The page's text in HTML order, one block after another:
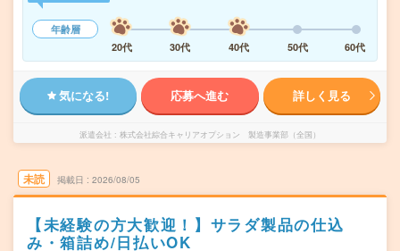
年齢層
20代
30代 40代 50代 60代
気になる! 応募へ進む 詳しく見る
派遣会社 株式会社綜合キャリアオプション 製造事業部（全国）
未読 掲載日 2026/08/05
【未経験の方大歓迎！】サラダ製品の仕込
み・箱詰め/日払いOK